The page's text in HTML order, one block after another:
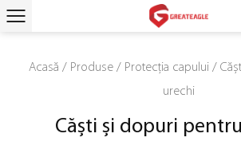
Acasă / Produse/ Protecția capului /
urechi
Căști și dopuri